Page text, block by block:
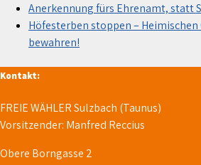
Anerkennung fürs Ehrenamt, statt
Höfesterben stoppen – Heimischen
bewahren!
Kontakt:
FREIE WÄHLER Sulzbach (Taunus)
Vorsitzender: Manfred Reccius
Obere Borngasse 2